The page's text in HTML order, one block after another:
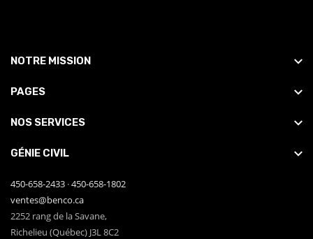
NOTRE MISSION
PAGES
NOS SERVICES
GÉNIE CIVIL
450-658-2433 ·450-658-1802
ventes@benco.ca
2252 rang de la Savane,
Richelieu (Québec) J3L 8C2